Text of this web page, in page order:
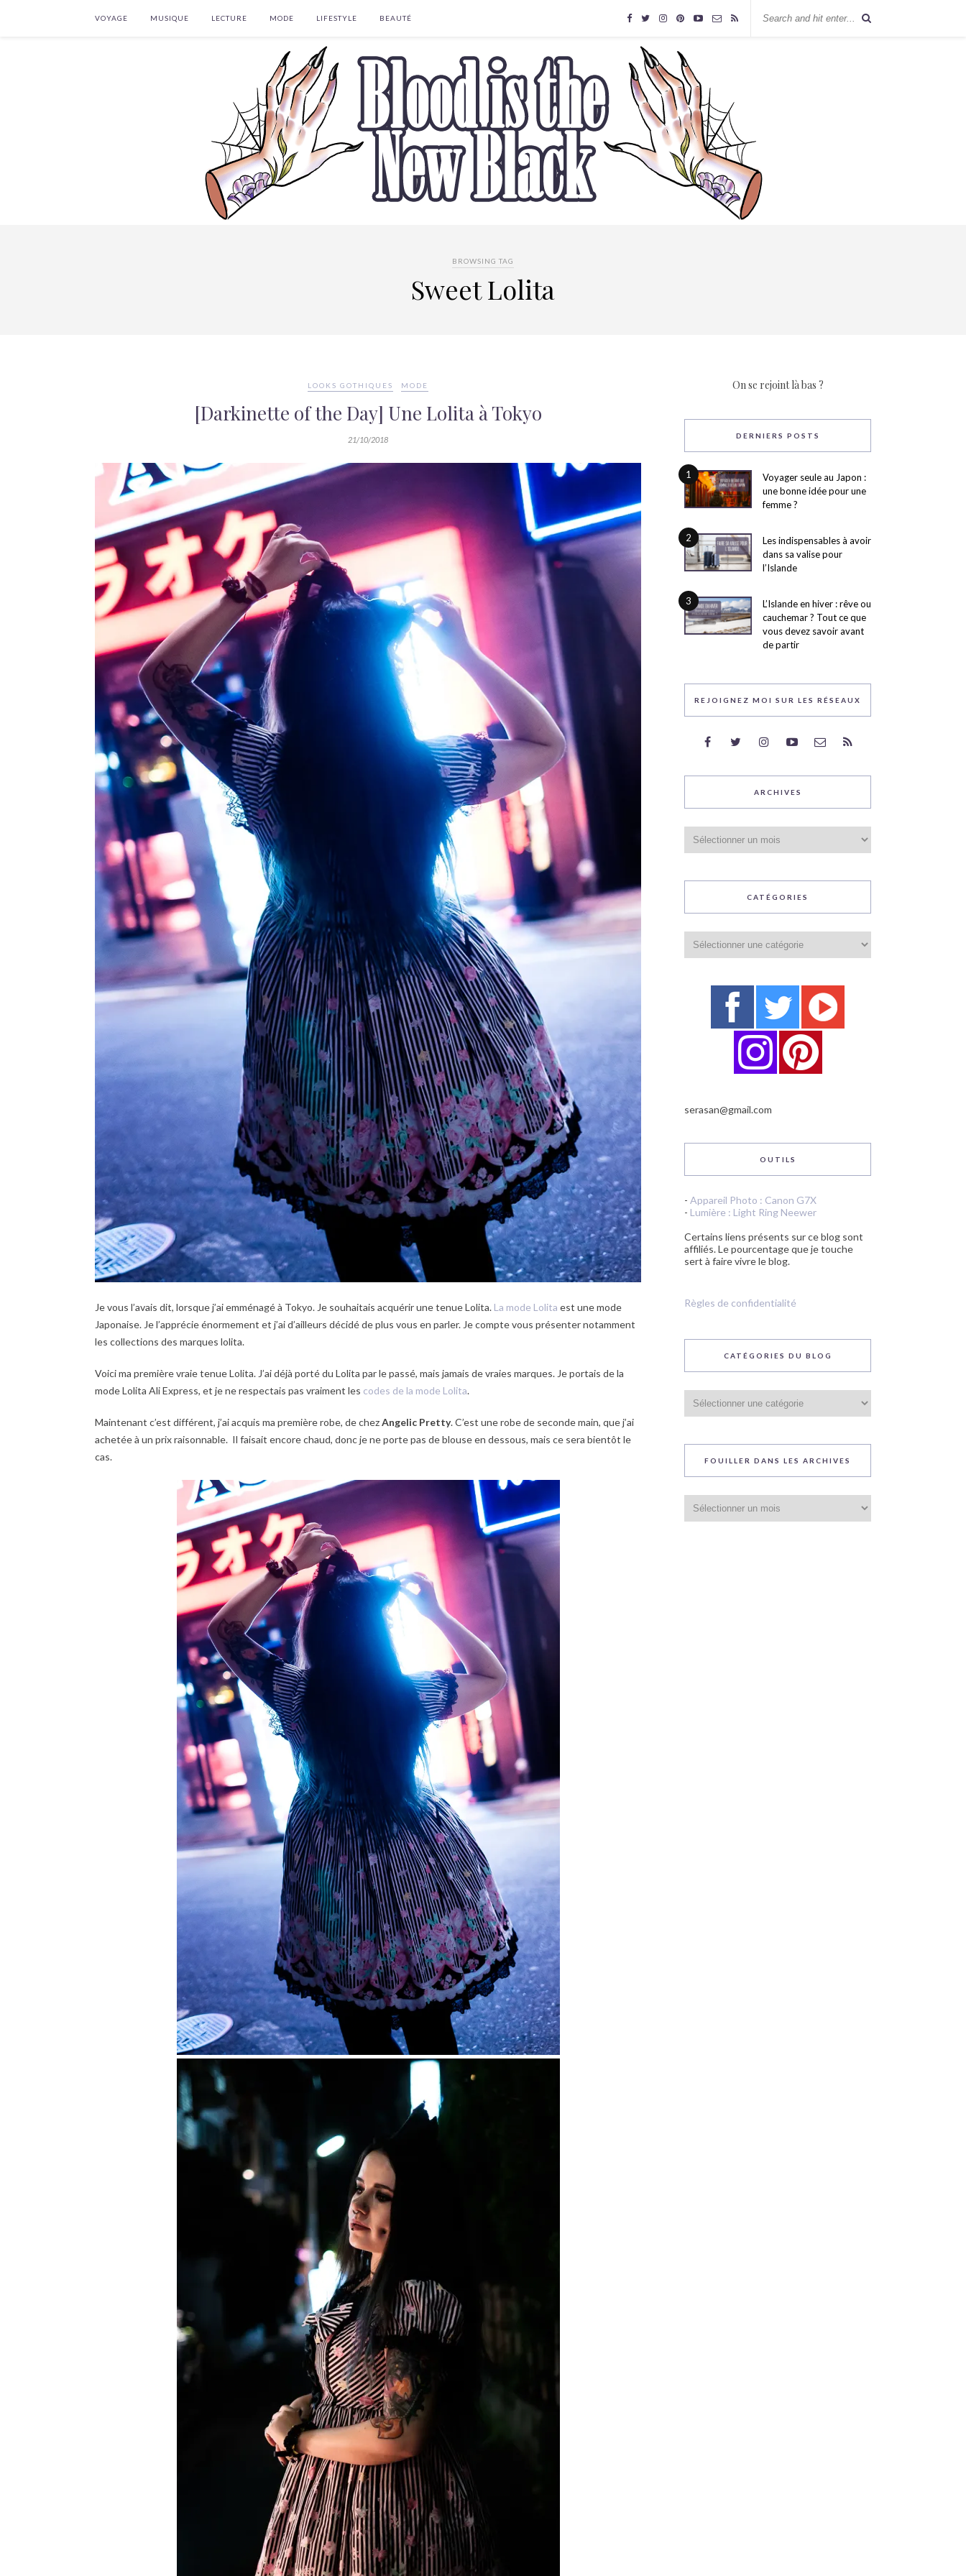
VOYAGE MUSIQUE LECTURE MODE LIFESTYLE BEAUTÉ
BROWSING TAG
Sweet Lolita
LOOKS GOTHIQUES MODE
[Darkinette of the Day] Une Lolita à Tokyo
21/10/2018
Je vous l’avais dit, lorsque j’ai emménagé à Tokyo. Je souhaitais acquérir une tenue Lolita. La mode Lolita est une mode
Japonaise. Je l’apprécie énormement et j’ai d’ailleurs décidé de plus vous en parler. Je compte vous présenter notamment
les collections des marques lolita.
Voici ma première vraie tenue Lolita. J’ai déjà porté du Lolita par le passé, mais jamais de vraies marques. Je portais de la
mode Lolita Ali Express, et je ne respectais pas vraiment les codes de la mode Lolita.
Maintenant c’est différent, j’ai acquis ma première robe, de chezAngelic Pretty. C’est une robe de seconde main, que j’ai
achetée à un prix raisonnable. Il faisait encore chaud, donc je ne porte pas de blouse en dessous, mais ce sera bientôt le
cas.
On se rejoint là bas ?
DERNIERS POSTS
1
Voyager seule au Japon :
une bonne idée pour une
femme ?
2
Les indispensables à avoir
dans sa valise pour
l’Islande
3
L’Islande en hiver : rêve ou
cauchemar ? Tout ce que
vous devez savoir avant
de partir
REJOIGNEZ MOI SUR LES RÉSEAUX
ARCHIVES
CATÉGORIES
serasan@gmail.com
OUTILS
- Appareil Photo : Canon G7X
- Lumière : Light Ring Neewer
Certains liens présents sur ce blog sont
affiliés. Le pourcentage que je touche
sert à faire vivre le blog.
Règles de confidentialité
CATÉGORIES DU BLOG
du
blog
FOUILLER DANS LES ARCHIVES
dans
les